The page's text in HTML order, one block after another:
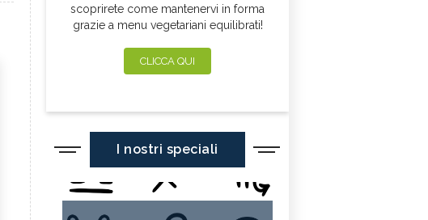
scoprirete come mantenervi in forma
grazie a menu vegetariani equilibrati!
CLICCA QUI
I nostri speciali